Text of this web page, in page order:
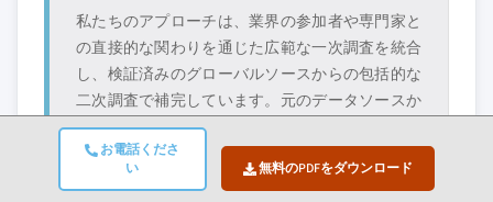
お電話くださ
い
無料のPDFをダウンロード
3.11.3 生産におけるエネルギー効率
3.11.4 環境に優しい取り組み
3.11.5 カーボンフットプリントの考慮事項
グローバルトップ
層に属さない地
域・国内限定のリ
ーダー企業
市場アクセスを支
配する販売代理店
やチャネルパート
ナー
新興の破壊的企
業、スタートアッ
プ、または隣接業
ドユースに特化し
たニッチプレイヤ
私たちのアプローチは、業界の参加者や専門家と
の直接的な関わりを通じた広範な一次調査を統合
し、検証済みのグローバルソースからの包括的な
二次調査で補完しています。元のデータソースか
ら最終的な洞察までの完全なトレーサビリティを
維持しながら、信頼性の高い予測を提供するため
に定量化された影響分析を適用しています。